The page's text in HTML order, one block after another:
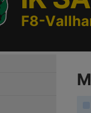
F8-